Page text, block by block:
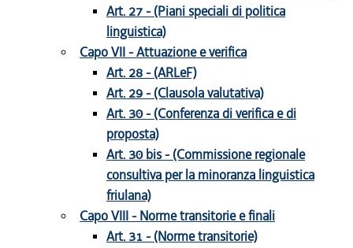
Art. 27 - (Piani speciali di politica
linguistica)
Capo VII - Attuazione e verifica
Art. 28 - (ARLeF)
Art. 29 - (Clausola valutativa)
Art. 30 - (Conferenza di verifica e di
proposta)
Art. 30 bis - (Commissione regionale
consultiva per la minoranza linguistica
friulana)
Capo VIII - Norme transitorie e finali
Art. 31 - (Norme transitorie)